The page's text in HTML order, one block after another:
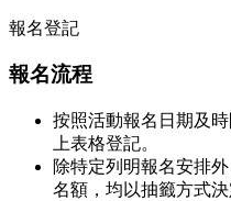
報名登記
報名流程
按照活動報名日期及
上表格登記。
除特定列明報名安排
名額，均以抽籤方式